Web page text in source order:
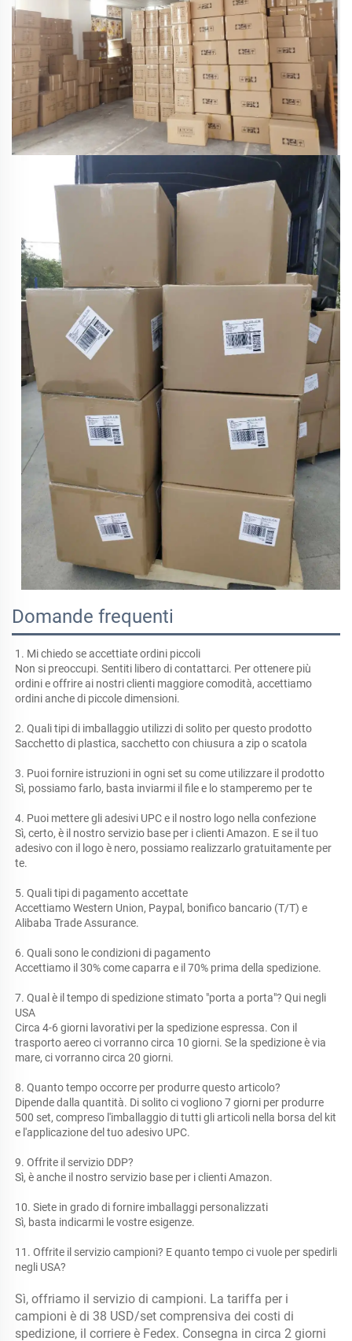
Domande frequenti
1. Mi chiedo se accettiate ordini piccoli
Non si preoccupi. Sentiti libero di contattarci. Per ottenere più
ordini e offrire ai nostri clienti maggiore comodità, accettiamo
ordini anche di piccole dimensioni.
2. Quali tipi di imballaggio utilizzi di solito per questo prodotto
Sacchetto di plastica, sacchetto con chiusura a zip o scatola
3. Puoi fornire istruzioni in ogni set su come utilizzare il prodotto
Sì, possiamo farlo, basta inviarmi il file e lo stamperemo per te
4. Puoi mettere gli adesivi UPC e il nostro logo nella confezione
Sì, certo, è il nostro servizio base per i clienti Amazon. E se il tuo
adesivo con il logo è nero, possiamo realizzarlo gratuitamente per
te.
5. Quali tipi di pagamento accettate
Accettiamo Western Union, Paypal, bonifico bancario (T/T) e
Alibaba Trade Assurance.
6. Quali sono le condizioni di pagamento
Accettiamo il 30% come caparra e il 70% prima della spedizione.
7. Qual è il tempo di spedizione stimato "porta a porta"? Qui negli
USA
Circa 4-6 giorni lavorativi per la spedizione espressa. Con il
trasporto aereo ci vorranno circa 10 giorni. Se la spedizione è via
mare, ci vorranno circa 20 giorni.
8. Quanto tempo occorre per produrre questo articolo?
Dipende dalla quantità. Di solito ci vogliono 7 giorni per produrre
500 set, compreso l'imballaggio di tutti gli articoli nella borsa del kit
e l'applicazione del tuo adesivo UPC.
9. Offrite il servizio DDP?
Sì, è anche il nostro servizio base per i clienti Amazon.
10. Siete in grado di fornire imballaggi personalizzati
Sì, basta indicarmi le vostre esigenze.
11. Offrite il servizio campioni? E quanto tempo ci vuole per spedirli
negli USA?
Sì, offriamo il servizio di campioni. La tariffa per i
campioni è di 38 USD/set comprensiva dei costi di
spedizione, il corriere è Fedex. Consegna in circa 2 giorni